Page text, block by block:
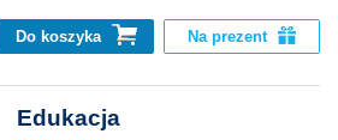
Do koszyka Na prezent
Edukacja